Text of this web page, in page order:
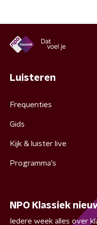
Luisteren
Frequenties
Gids
Kijk & luister live
Programma's
NPO Klassiek
Iedere week alles over